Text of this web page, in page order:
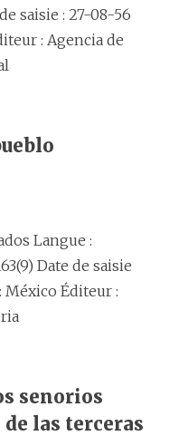
saisie : 27-08-56
: Agencia de
Langue :
Date de saisie
México Éditeur :
senorios
de las terceras